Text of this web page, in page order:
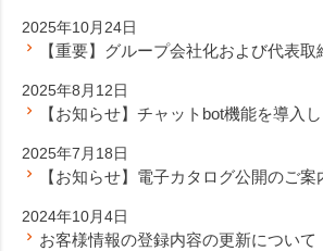
2025年10月24日
【重要】グループ会社化および代表
2025年8月12日
【お知らせ】チャットbot機能を導入
2025年7月18日
【お知らせ】電子カタログ公開のご案
2024年10月4日
お客様情報の登録内容の更新について